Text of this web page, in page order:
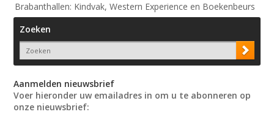
Brabanthallen: Kindvak, Western Experience en Boekenbeurs
Zoeken
Aanmelden nieuwsbrief
Voer hieronder uw emailadres in om u te abonneren op
onze nieuwsbrief: